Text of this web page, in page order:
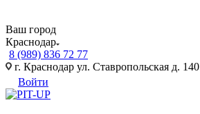
Ваш город
Краснодар
8 (989) 836 72 77
г. Краснодар ул. Ставропольская д. 140
Войти